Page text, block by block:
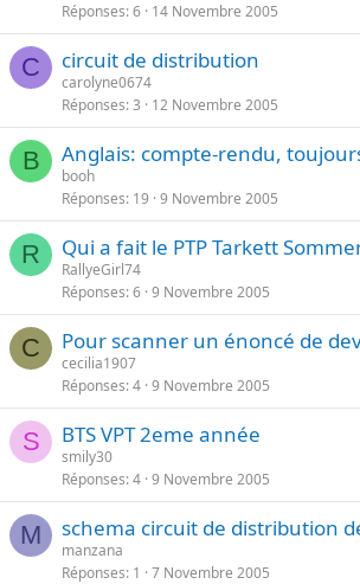
Réponses 6 14 Novembre 2005
C circuit de distribution
carolyne0674
Réponses 3 12 Novembre 2005
B Anglais: compte-rendu,
booh
Réponses 19 9 Novembre 2005
R Qui a fait le PTP Tarkett
RallyeGirl74
Réponses 6 9 Novembre 2005
C Pour scanner un énoncé de
cecilia1907
Réponses 4 9 Novembre 2005
S BTS VPT 2eme année
smily30
Réponses 4 9 Novembre 2005
M schema circuit de distribution
manzana
Réponses 1 7 Novembre 2005